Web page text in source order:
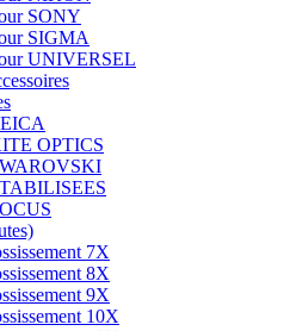
SONY
SIGMA
UNIVERSEL
OPTICS
7X
8X
9X
10X